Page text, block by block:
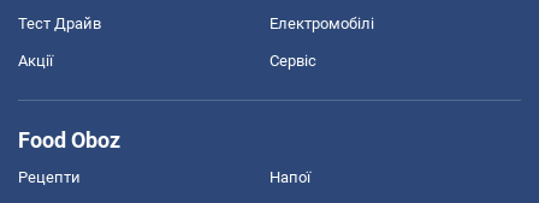
Тест Драйв Електромобілі
Акції Сервіс
Food Oboz
Рецепти Напої